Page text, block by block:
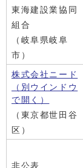
東海建設業協同
組合
（岐阜県岐阜
市）
株式会社ニード
（別ウインドウ
で開く）
（東京都世田谷
区）
非公表